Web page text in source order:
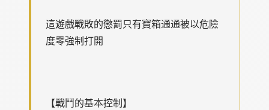
這遊戲戰敗的懲罰只有寶箱通通被以危險
度零強制打開
【戰鬥的基本控制】